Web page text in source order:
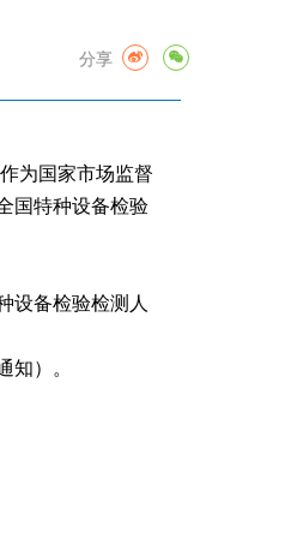
分享
为国家市场监督
国特种设备检验
设备检验检测人
）。